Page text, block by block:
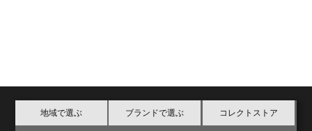
地域で選ぶ ブランドで選ぶ コレクトストア